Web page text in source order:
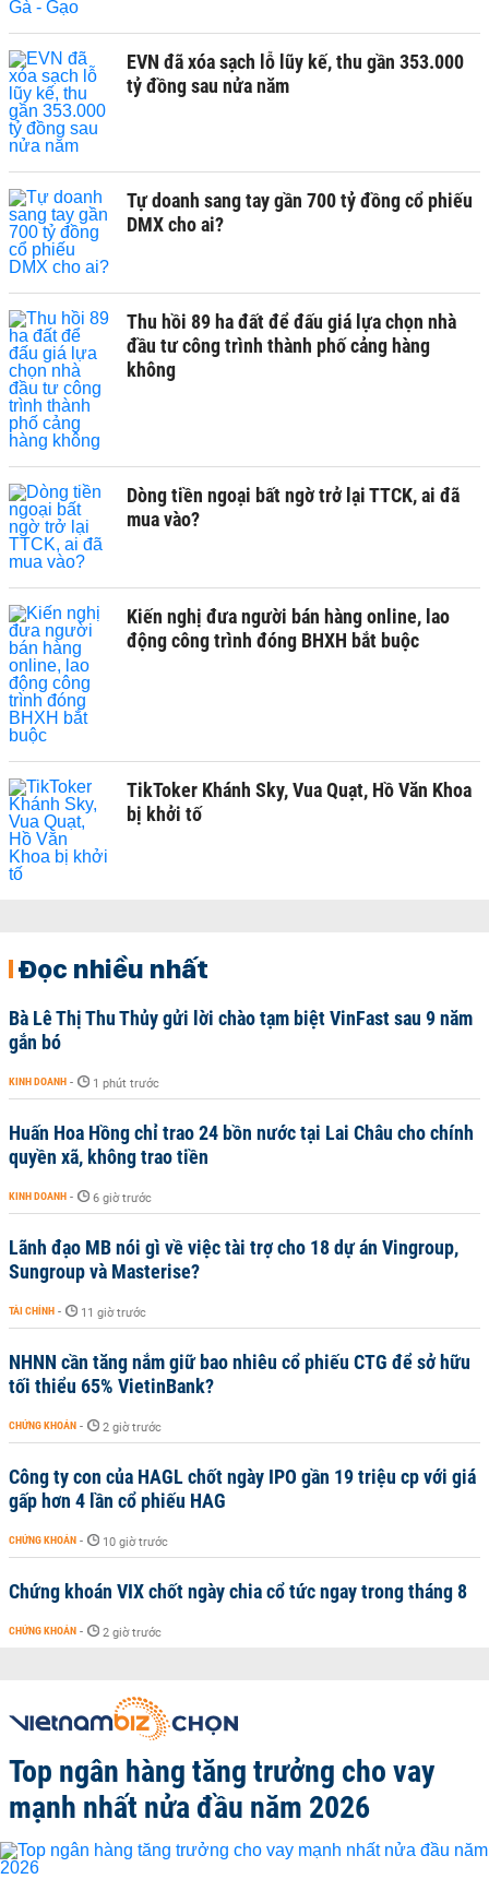
EVN đã xóa sạch lỗ lũy kế, thu gần 353.000
tỷ đồng sau nửa năm
Tự doanh sang tay gần 700 tỷ đồng cổ phiếu
DMX cho ai?
Thu hồi 89 ha đất để đấu giá lựa chọn nhà
đầu tư công trình thành phố cảng hàng
không
Dòng tiền ngoại bất ngờ trở lại TTCK, ai đã
mua vào?
Kiến nghị đưa người bán hàng online, lao
động công trình đóng BHXH bắt buộc
TikToker Khánh Sky, Vua Quạt, Hồ Văn Khoa
bị khởi tố
Đọc nhiều nhất
Bà Lê Thị Thu Thủy gửi lời chào tạm biệt VinFast sau 9 năm
gắn bó
KINH DOANH - 1 phút trước
Huấn Hoa Hồng chỉ trao 24 bồn nước tại Lai Châu cho chính
quyền xã, không trao tiền
KINH DOANH - 6 giờ trước
Lãnh đạo MB nói gì về việc tài trợ cho 18 dự án Vingroup,
Sungroup và Masterise?
TÀI CHÍNH - 11 giờ trước
NHNN cần tăng nắm giữ bao nhiêu cổ phiếu CTG để sở hữu
tối thiểu 65% VietinBank?
CHỨNG KHOÁN - 2 giờ trước
Công ty con của HAGL chốt ngày IPO gần 19 triệu cp với giá
gấp hơn 4 lần cổ phiếu HAG
CHỨNG KHOÁN - 10 giờ trước
Chứng khoán VIX chốt ngày chia cổ tức ngay trong tháng 8
CHỨNG KHOÁN - 2 giờ trước
Top ngân hàng tăng trưởng cho vay
mạnh nhất nửa đầu năm 2026